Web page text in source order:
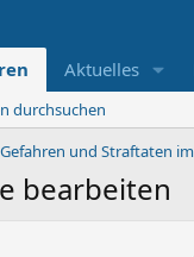
Aktuelles
durchsuchen
Gefahren und Straftaten
bearbeiten